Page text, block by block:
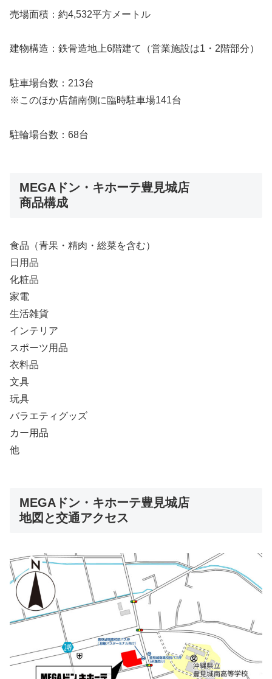
売場面積：約4,532平方メートル
建物構造：鉄骨造地上6階建て（営業施設は1・2階部分）
駐車場台数：213台
※このほか店舗南側に臨時駐車場141台
駐輪場台数：68台
MEGAドン・キホーテ豊見城店
商品構成
食品（青果・精肉・総菜を含む）
日用品
化粧品
家電
生活雑貨
インテリア
スポーツ用品
衣料品
文具
玩具
バラエティグッズ
カー用品
他
MEGAドン・キホーテ豊見城店
地図と交通アクセス